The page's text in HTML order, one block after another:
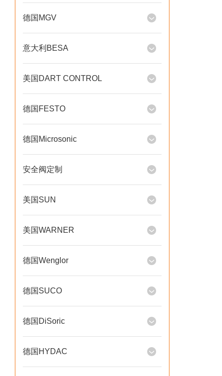
德国MGV
意大利BESA
美国DART CONTROL
德国FESTO
德国Microsonic
安全阀定制
美国SUN
美国WARNER
德国Wenglor
德国SUCO
德国DiSoric
德国HYDAC